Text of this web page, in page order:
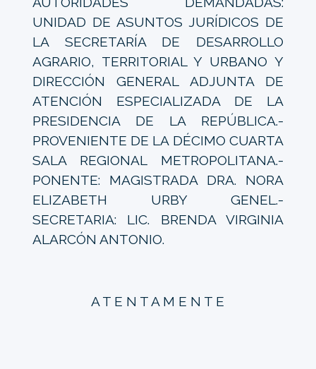
UNIDAD DE ASUNTOS JURÍDICOS DE
LA SECRETARÍA DE DESARROLLO
AGRARIO, TERRITORIAL Y URBANO Y
DIRECCIÓN GENERAL ADJUNTA DE
ATENCIÓN ESPECIALIZADA DE LA
PRESIDENCIA DE LA REPÚBLICA.-
PROVENIENTE DE LA DÉCIMO CUARTA
SALA REGIONAL METROPOLITANA.-
PONENTE: MAGISTRADA DRA. NORA
ELIZABETH URBY GENEL.-
SECRETARIA: LIC. BRENDA VIRGINIA
ALARCÓN ANTONIO.
A T E N T A M E N T E